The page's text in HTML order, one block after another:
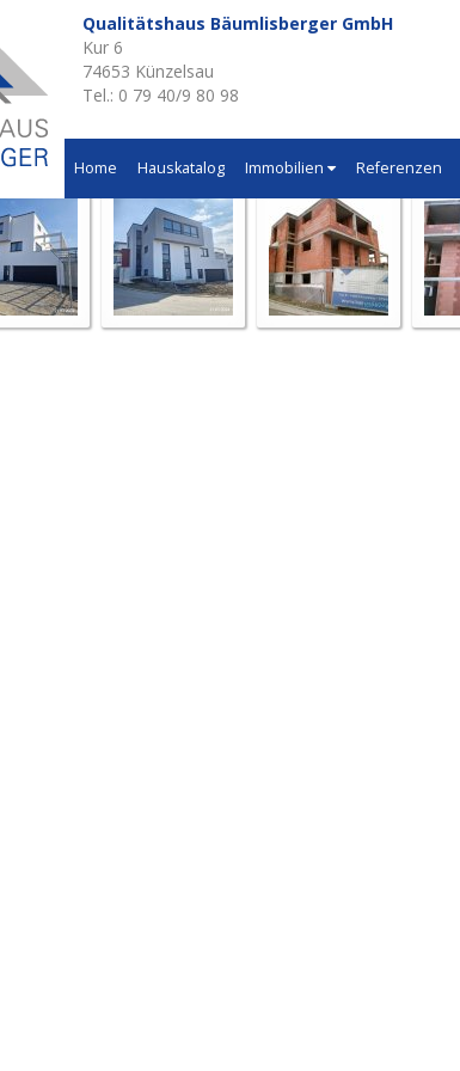
Qualitätshaus Bäumlisberger GmbH
Kur 6
74653 Künzelsau
Tel.: 0 79 40/9 80 98
Home Hauskatalog Immobilien Referenzen
- Q612